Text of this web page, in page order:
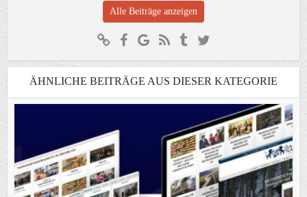
Alle Beiträge anzeigen
ÄHNLICHE BEITRÄGE AUS DIESER KATEGORIE